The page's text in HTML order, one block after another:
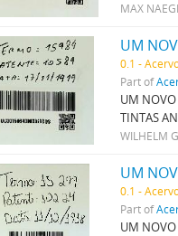
MAX
0.1 -
Part of
UM NOVO
TINTAS
WILHELM
0.1 -
Part of
UM NOVO